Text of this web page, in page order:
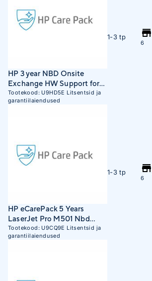
HP 3 year NBD Onsite
Exchange HW Support for
PageWide 352 (U9HD5E)
Tootekood: U9HD5E Litsentsid ja
garantiilaiendused
1-3 tp
6
HP eCarePack 5 Years
LaserJet Pro M501 Nbd
Remote and Parts Exchange
(U9CQ9E)
Tootekood: U9CQ9E Litsentsid ja
garantiilaiendused
1-3 tp
6